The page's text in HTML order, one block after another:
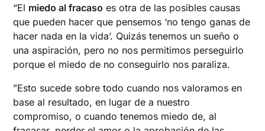
“El miedo al fracaso es otra de las posibles causas
que pueden hacer que pensemos ‘no tengo ganas de
hacer nada en la vida’. Quizás tenemos un sueño o
una aspiración, pero no nos permitimos perseguirlo
porque el miedo de no conseguirlo nos paraliza.
”Esto sucede sobre todo cuando nos valoramos en
base al resultado, en lugar de a nuestro
compromiso, o cuando tenemos miedo de, al